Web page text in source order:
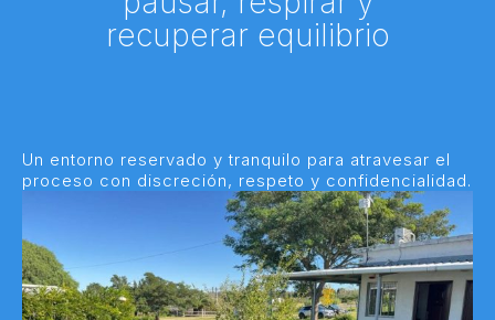
recuperar equilibrio
Un entorno reservado y tranquilo para atravesar el
proceso con discreción, respeto y confidencialidad.